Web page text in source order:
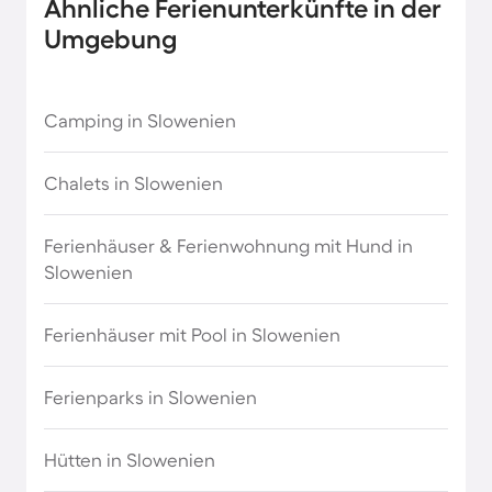
Kolumbien Strandurlaub
Ferienhäuser & Ferienwohnungen am Meer auf
Ferienhäuser & Ferienwohnungen am Meer auf
den Azoren
Ferienhäuser & Ferienwohnungen am Meer in
Abu Dhabi
Ferienhäuser & Ferienwohnungen am Meer in
Ferienhäuser & Ferienwohnungen am Meer in
Ähnliche Ferienunterkünfte in der
Umgebung
Camping in Slowenien
Chalets in Slowenien
Ferienhäuser & Ferienwohnung mit Hund in
Slowenien
Ferienhäuser mit Pool in Slowenien
Ferienparks in Slowenien
Hütten in Slowenien